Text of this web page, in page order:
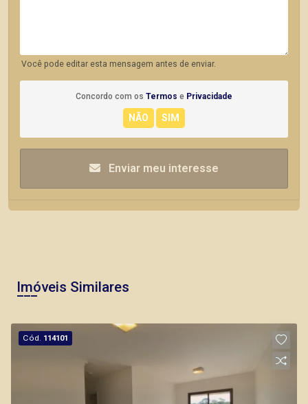
Você pode editar esta mensagem antes de enviar.
Concordo com os Termos e Privacidade
Enviar meu interesse
Imóveis Similares
Cód. 114101